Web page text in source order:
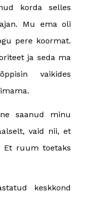
korda selles
Mu ema oli
pere koormat.
ja seda ma
vaikides
saanud minu
vaid nii, et
Et ruum toetaks
keskkond